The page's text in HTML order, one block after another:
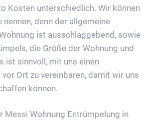
Kosten unterschiedlich. Wir können
nennen, denn der allgemeine
ist ausschlaggebend, sowie
die Größe der Wohnung und
ist sinnvoll, mit uns einen
Ort zu vereinbaren, damit wir uns
können.
Messi Wohnung Entrümpelung in